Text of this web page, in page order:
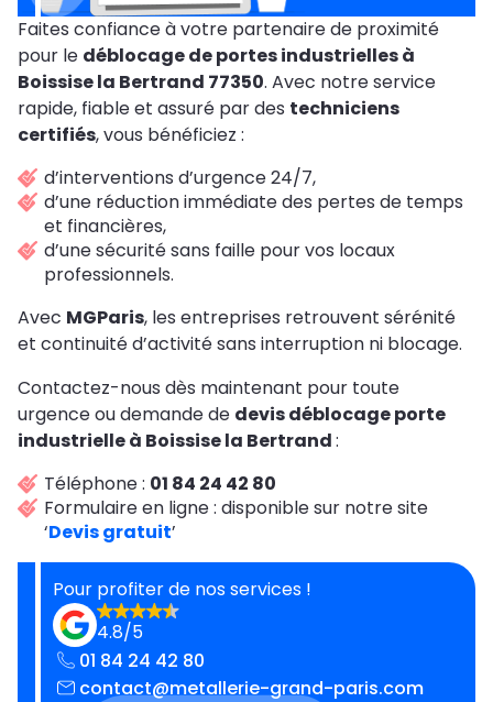
Faites confiance à votre partenaire de proximité
pour le déblocage de portes industrielles à
Boissise la Bertrand 77350. Avec notre service
rapide, fiable et assuré par des techniciens
certifiés, vous bénéficiez :
d’interventions d’urgence 24/7,
d’une réduction immédiate des pertes de temps
et financières,
d’une sécurité sans faille pour vos locaux
professionnels.
Avec MGParis, les entreprises retrouvent sérénité
et continuité d’activité sans interruption ni blocage.
Contactez-nous dès maintenant pour toute
urgence ou demande de devis déblocage porte
industrielle à Boissise la Bertrand:
Téléphone : 01 84 24 42 80
Formulaire en ligne : disponible sur notre site
‘Devis gratuit’
Pour profiter de nos services !
4.8/5
01 84 24 42 80
contact@metallerie-grand-paris.com